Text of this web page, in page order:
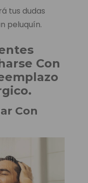
tus dudas
peluquín.
Con
Con